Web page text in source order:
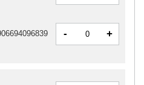
- +